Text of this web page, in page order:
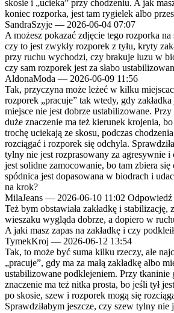
skosie i „ucieka” przy chodzeniu. A jak
koniec rozporka, jest tam rygielek albo
SandraSzyje — 2026-06-04 07:07
A możesz pokazać zdjęcie tego rozporka
czy to jest zwykły rozporek z tyłu, kryty
przy ruchu wychodzi, czy brakuje luzu w
czy sam rozporek jest za słabo
AldonaModa — 2026-06-09 11:56
Tak, przyczyna może leżeć w kilku
rozporek „pracuje” tak wtedy, gdy
miejsce nie jest dobrze ustabilizowane.
duże znaczenie ma też kierunek krojenia,
trochę uciekają ze skosu, podczas
rozciągać i rozporek się odchyla.
tylny nie jest rozprasowany za agresywnie i
jest solidne zamocowanie, bo tam zbiera się
spódnica jest dopasowana w biodrach i
na krok?
MilaJeans — 2026-06-10 11:02
Też bym obstawiała zakładkę i stabilizację,
wieszaku wygląda dobrze, a dopiero w
A jaki masz zapas na zakładkę i czy
TymekKroj — 2026-06-12 13:54
Tak, to może być suma kilku rzeczy, ale
„pracuje”, gdy ma za małą zakładkę albo
ustabilizowane podklejeniem. Przy tkaninie
znaczenie ma też nitka prosta, bo jeśli tył
po skosie, szew i rozporek mogą się
Sprawdziłabym jeszcze, czy szew tylny nie